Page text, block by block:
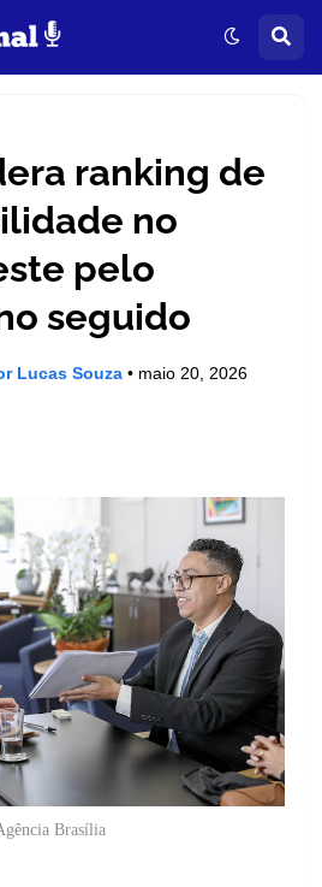
ranking de
no
pelo
seguido
Lucas Souza • maio 20, 2026
Brasília